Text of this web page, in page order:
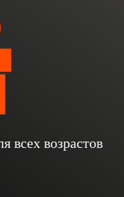
всех возрастов